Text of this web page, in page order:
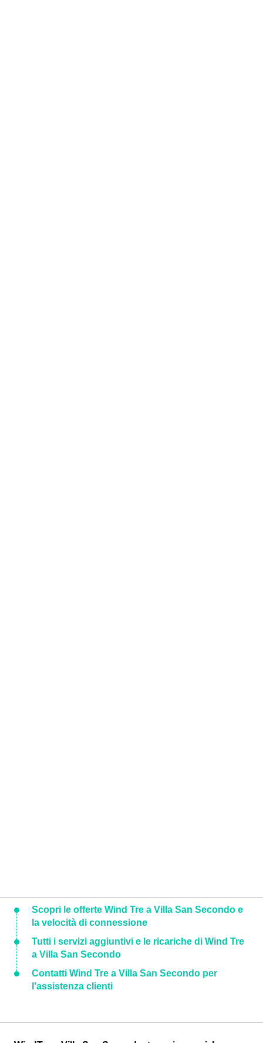
Scopri le offerte Wind Tre a Villa San Secondo e
la velocità di connessione
Tutti i servizi aggiuntivi e le ricariche di Wind Tre
a Villa San Secondo
Contatti Wind Tre a Villa San Secondo per
l'assistenza clienti